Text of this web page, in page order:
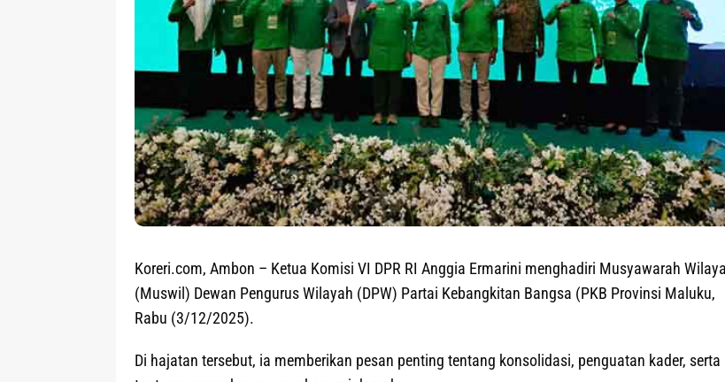
Koreri.com, Ambon – Ketua Komisi VI DPR RI Anggia Ermarini menghadiri Musyawarah
(Muswil) Dewan Pengurus Wilayah (DPW) Partai Kebangkitan Bangsa (PKB Provinsi Maluku,
Rabu (3/12/2025).
Di hajatan tersebut, ia memberikan pesan penting tentang konsolidasi, penguatan kader, serta